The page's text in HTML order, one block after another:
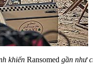
khiến Ransomed gần như